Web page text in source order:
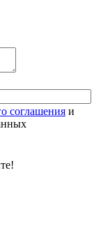
соглашения и